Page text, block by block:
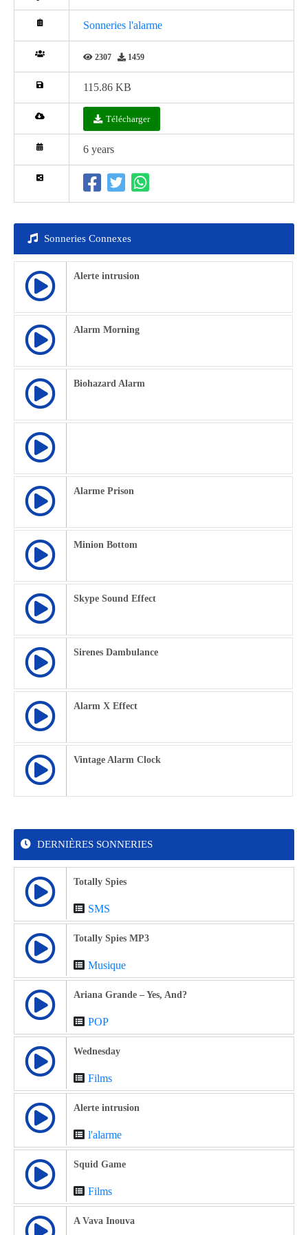
Sonneries l'alarme
2307 1459
115.86 KB
Télécharger
6 years
Sonneries Connexes
Alerte intrusion
Alarm Morning
Biohazard Alarm
Alarme Prison
Minion Bottom
Skype Sound Effect
Sirenes Dambulance
Alarm X Effect
Vintage Alarm Clock
DERNIÈRES SONNERIES
Totally Spies
SMS
Totally Spies MP3
Musique
Ariana Grande – Yes, And?
POP
Wednesday
Films
Alerte intrusion
l'alarme
Squid Game
Films
A Vava Inouva